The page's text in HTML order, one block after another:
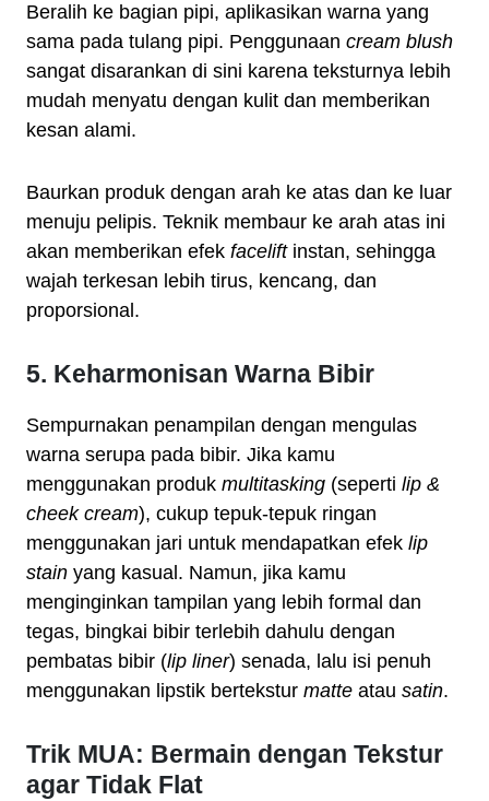
Beralih ke bagian pipi, aplikasikan warna yang
sama pada tulang pipi. Penggunaan cream blush
sangat disarankan di sini karena teksturnya lebih
mudah menyatu dengan kulit dan memberikan
kesan alami.
Baurkan produk dengan arah ke atas dan ke luar
menuju pelipis. Teknik membaur ke arah atas ini
akan memberikan efek faceliftinstan, sehingga
wajah terkesan lebih tirus, kencang, dan
proporsional.
5. Keharmonisan Warna Bibir
Sempurnakan penampilan dengan mengulas
warna serupa pada bibir. Jika kamu
menggunakan produk multitasking (seperti lip &
cheek cream), cukup tepuk-tepuk ringan
menggunakan jari untuk mendapatkan efek lip
stain yang kasual. Namun, jika kamu
menginginkan tampilan yang lebih formal dan
tegas, bingkai bibir terlebih dahulu dengan
pembatas bibir (lip liner) senada, lalu isi penuh
menggunakan lipstik bertekstur matte atau satin.
Trik MUA: Bermain dengan Tekstur
agar Tidak Flat